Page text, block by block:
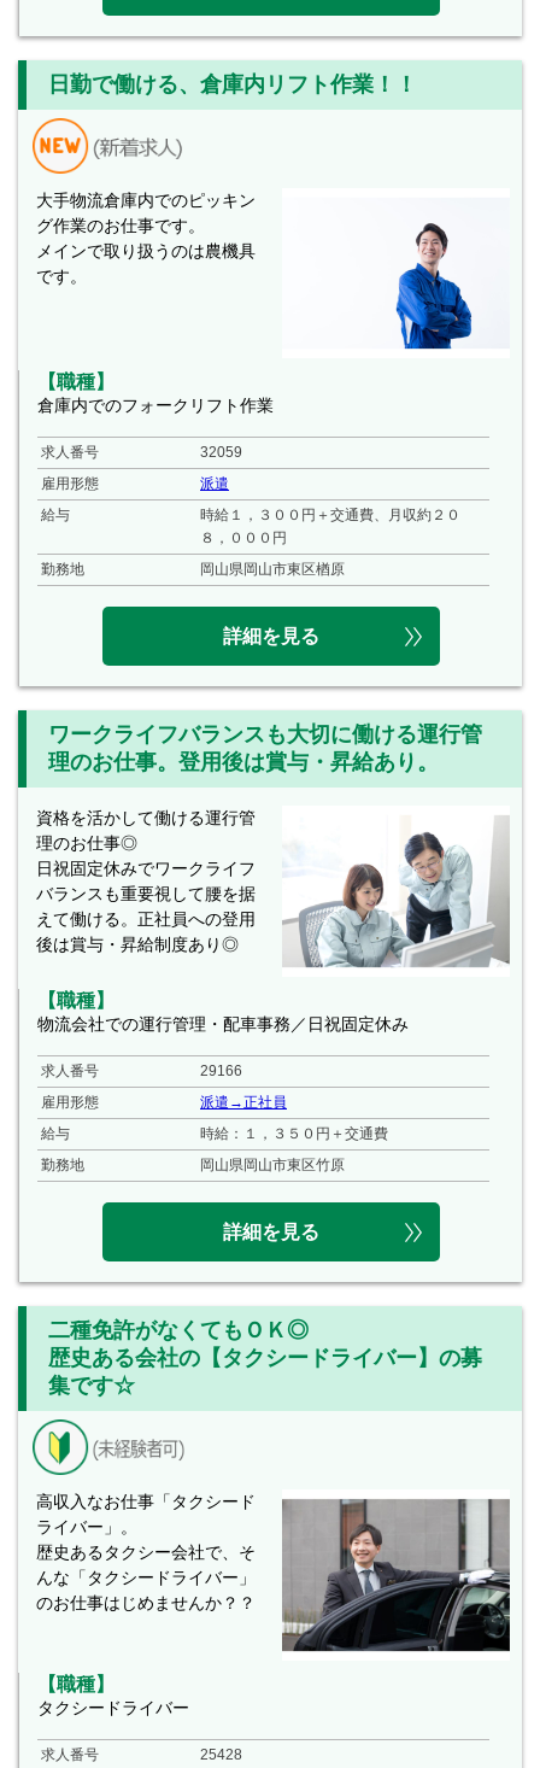
日勤で働ける、倉庫内リフト作業！！
大手物流倉庫内でのピッキン
グ作業のお仕事です。
メインで取り扱うのは農機具
です。
【職種】
倉庫内でのフォークリフト作業
求人番号
32059
雇用形態
派遣
給与
時給１，３００円＋交通費、月収約２０
８，０００円
勤務地
岡山県岡山市東区楢原
詳細を見る
ワークライフバランスも大切に働ける運行管
理のお仕事。登用後は賞与・昇給あり。
資格を活かして働ける運行管
理のお仕事◎
日祝固定休みでワークライフ
バランスも重要視して腰を据
えて働ける。正社員への登用
後は賞与・昇給制度あり◎
【職種】
物流会社での運行管理・配車事務／日祝固定休み
求人番号
29166
雇用形態
派遣→正社員
給与
時給：１，３５０円＋交通費
勤務地
岡山県岡山市東区竹原
詳細を見る
二種免許がなくてもＯＫ◎
歴史ある会社の【タクシードライバー】の募
集です☆
高収入なお仕事「タクシード
ライバー」。
歴史あるタクシー会社で、そ
んな「タクシードライバー」
のお仕事はじめませんか？？
【職種】
タクシードライバー
求人番号 25428